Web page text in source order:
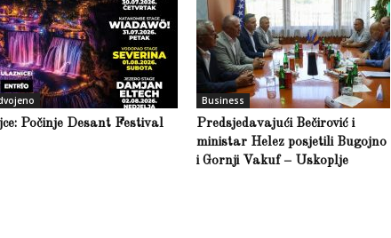
Počinje Desant Festival
Business
Predsjedavajući Bečirović i
ministar Helez posjetili Bugojno
i Gornji Vakuf – Uskoplje